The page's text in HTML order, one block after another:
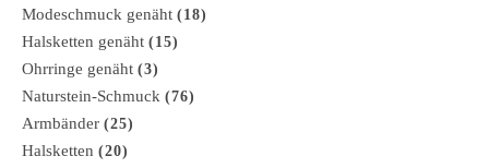
Modeschmuck genäht (18)
Halsketten genäht (15)
Ohrringe genäht (3)
Naturstein-Schmuck (76)
Armbänder (25)
Halsketten (20)